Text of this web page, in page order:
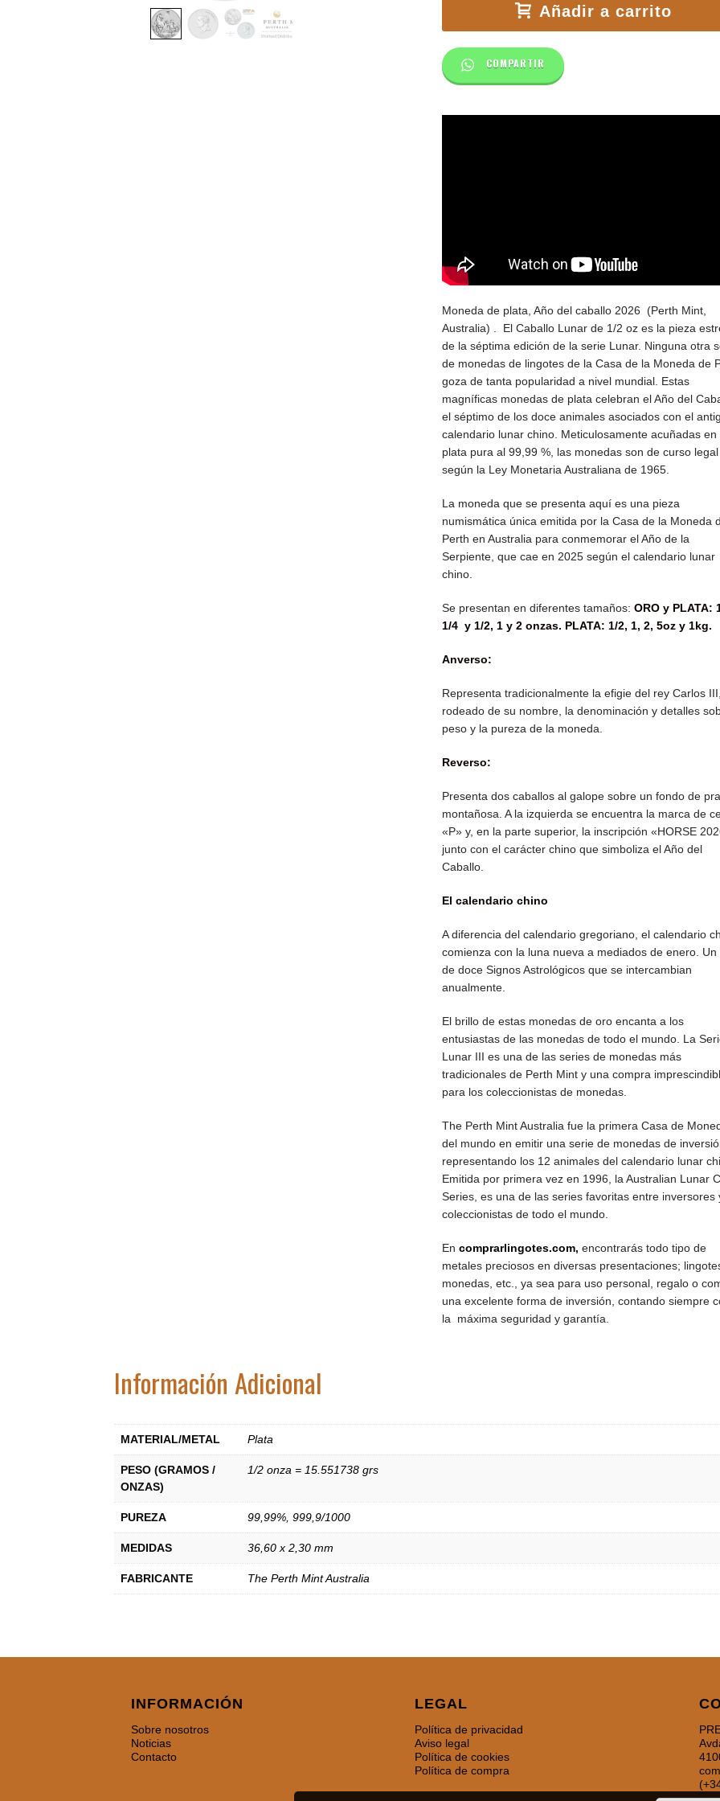
Añadir a carrito
COMPARTIR
Moneda de plata, Año del caballo 2026 (Perth Mint,
Australia) . El Caballo Lunar de 1/2 oz es la pieza
de la séptima edición de la serie Lunar. Ninguna otra
de monedas de lingotes de la Casa de la Moneda de
goza de tanta popularidad a nivel mundial. Estas
magníficas monedas de plata celebran el Año del
el séptimo de los doce animales asociados con el
calendario lunar chino. Meticulosamente acuñadas en
plata pura al 99,99 %, las monedas son de curso legal
según la Ley Monetaria Australiana de 1965.
La moneda que se presenta aquí es una pieza
numismática única emitida por la Casa de la Moneda
Perth en Australia para conmemorar el Año de la
Serpiente, que cae en 2025 según el calendario lunar
chino.
Se presentan en diferentes tamaños:ORO y PLATA:
1/4 y 1/2, 1 y 2 onzas. PLATA: 1/2, 1, 2, 5oz y 1kg.
Anverso:
Representa tradicionalmente la efigie del rey Carlos III,
rodeado de su nombre, la denominación y detalles
peso y la pureza de la moneda.
Reverso:
Presenta dos caballos al galope sobre un fondo de
montañosa. A la izquierda se encuentra la marca de
«P» y, en la parte superior, la inscripción «HORSE
junto con el carácter chino que simboliza el Año del
Caballo.
El calendario chino
A diferencia del calendario gregoriano, el calendario
comienza con la luna nueva a mediados de enero. Un
de doce Signos Astrológicos que se intercambian
anualmente.
El brillo de estas monedas de oro encanta a los
entusiastas de las monedas de todo el mundo. La
Lunar III es una de las series de monedas más
tradicionales de Perth Mint y una compra
para los coleccionistas de monedas.
The Perth Mint Australia fue la primera Casa de
del mundo en emitir una serie de monedas de
representando los 12 animales del calendario lunar
Emitida por primera vez en 1996, la Australian Lunar
Series, es una de las series favoritas entre inversores
coleccionistas de todo el mundo.
Encomprarlingotes.com, encontrarás todo tipo de
metales preciosos en diversas presentaciones;
monedas, etc., ya sea para uso personal, regalo o
una excelente forma de inversión, contando siempre
la máxima seguridad y garantía.
Información Adicional
MATERIAL/METAL Plata
PESO (GRAMOS /
ONZAS)
1/2 onza = 15.551738 grs
PUREZA 99,99% 999,9/1000
MEDIDAS 36,60 x 2,30 mm
FABRICANTE The Perth Mint Australia
INFORMACIÓN
Sobre nosotros
Noticias
Contacto
LEGAL
Política de privacidad
Aviso legal
Política de cookies
Política de compra